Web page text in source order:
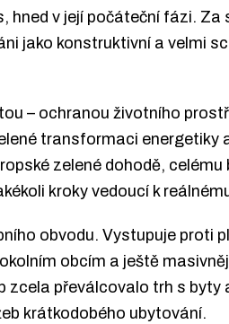
v její počáteční fázi. Za
jako konstruktivní a velmi
– ochranou životního
transformaci energetiky
zelené dohodě,
kroky vedoucí k
obvodu. Vystupuje proti
obcím a ještě
převálcovalo trh s byty
krátkodobého ubytování.